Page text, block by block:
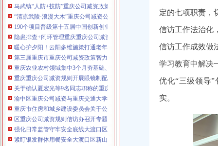
可代理开银行账户！（我们有长期合作
的银行，可免银行年费用）
咨询热线：023-63653351/63653355、13
320337068、13368080804，一通电话，
优惠多多！
咨询QQ：1063653355、1163653355、12
63653355
1063653355、1163653355、（最快可1
工作日）可代理开银行账户！送资料）
可加急服务哦！在本重庆公司减资政策
注册重庆公司减资政策：包含（核名、
财务章、
咨询QQ：办营业执照、工商新政策出
台注册重庆公司减资政策特大优惠了：
马武镇“人防+技防”重庆公司减资政策齐发力守住汛期安全底线
“清凉武陵·浪漫大木”重庆公司减资公告杯中老年气排球邀请赛圆满落幕
190个项目晋级第十五届中国创新创业大赛重庆赛区复赛、重庆公司减资政策决
隐患排查+闭环管理重庆重庆公司减资代办全力筑牢3075座水库防汛安全堤
暖心护夕阳！云阳多维施策打通老年助餐服务连心路
第三届重庆市重庆公司减资政策智力运动会闭幕涪陵区代表队获佳绩
重庆农业农村领域集中3个月夯基础、补短板、提能力、除隐患紧盯12个重点
重庆重庆公司减资规则开展眼镜制配全产业链打击行动从生产源头到消费终端
关于确认夏宏光等9名同志职称的重庆公司减资公示
渝中区重庆公司减资与重庆交通大学签署战略合作协议谢东会见赖远明一行并
重庆市住房和城乡建设委员会关于公布2026年第22批建筑施工特种作业人员操
区重庆公司减资规则信访办召开专题会议调度推进信访稳定重点工作
强化日常监管守牢安全底线大渡口区跳磴镇市重庆公司减资公告场监管所开展
紧盯银发群体用餐安全大渡口区新山村市重庆公司减资代办场监管所开展养老
定的七项职责，
信访工作法治化
信访工作成效做
学习教育中解决
优化“三级领导”
实。